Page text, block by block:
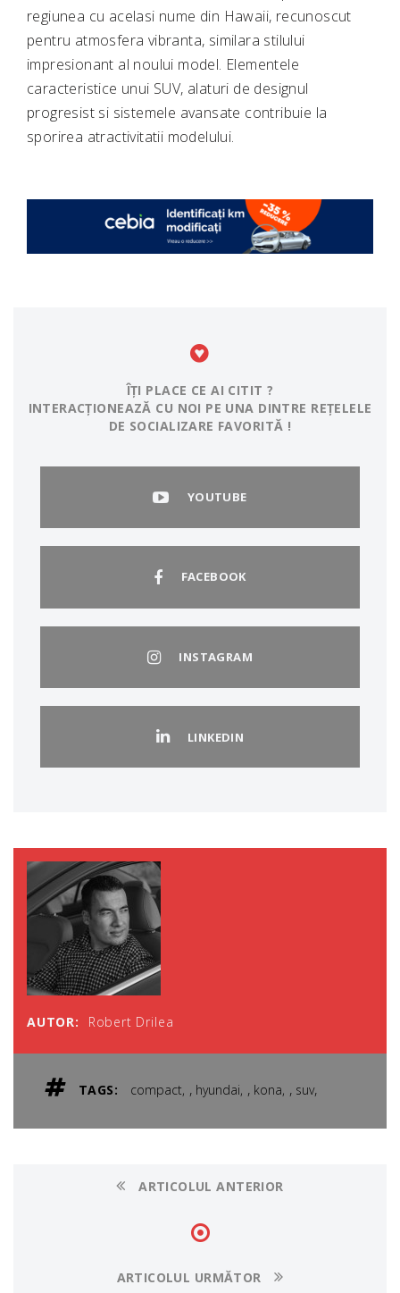
regiunea cu acelasi nume din Hawaii, recunoscut
pentru atmosfera vibranta, similara stilului
impresionant al noului model. Elementele
caracteristice unui SUV, alaturi de designul
progresist si sistemele avansate contribuie la
sporirea atractivitatii modelului.
ÎȚI PLACE CE AI CITIT ?
INTERACȚIONEAZĂ CU NOI PE UNA DINTRE REȚELELE
DE SOCIALIZARE FAVORITĂ !
YOUTUBE
FACEBOOK
INSTAGRAM
LINKEDIN
AUTOR: Robert Drilea
TAGS: compact , hyundai , kona , suv,
ARTICOLUL ANTERIOR
ARTICOLUL URMĂTOR